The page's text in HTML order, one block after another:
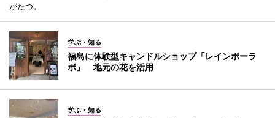
がたつ。
学ぶ・知る
福島に体験型キャンドルショップ「レインボーラ
ボ」 地元の花を活用
学ぶ・知る